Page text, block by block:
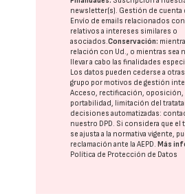
newsletter(s). Gestión de cuenta
Envío de emails relacionados con
relativos a intereses similares o
asociados.Conservación:
relación con Ud., o mientras sea
llevar a cabo las finalidades
Los datos pueden cederse a otras
grupo por motivos de gestión
Acceso, rectificación, oposición,
portabilidad, limitación del
decisiones automatizadas:
nuestro DPD. Si considera que el
se ajusta a la normativa vigente,
reclamación ante laAEPD.Más
Política de Protección de Datos